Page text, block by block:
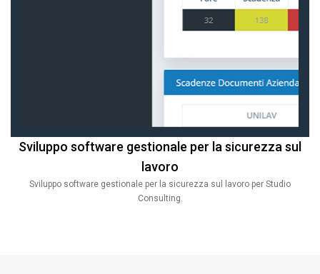
Sviluppo software gestionale per la sicurezza sul
lavoro
Sviluppo software gestionale per la sicurezza sul lavoro per Studio
Consulting.